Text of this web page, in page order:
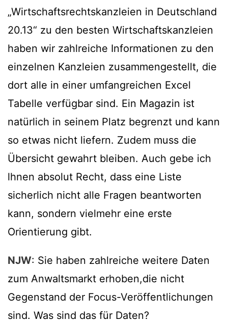
„Wirtschaftsrechtskanzleien in Deutschland
20.13“ zu den besten Wirtschaftskanzleien
haben wir zahlreiche Informationen zu den
einzelnen Kanzleien zusammengestellt, die
dort alle in einer umfangreichen Excel
Tabelle verfügbar sind. Ein Magazin ist
natürlich in seinem Platz begrenzt und kann
so etwas nicht liefern. Zudem muss die
Übersicht gewahrt bleiben. Auch gebe ich
lhnen absolut Recht, dass eine Liste
sicherlich nicht alle Fragen beantworten
kann, sondern vielmehr eine erste
Orientierung gibt.
NJW: Sie haben zahlreiche weitere Daten
zum Anwaltsmarkt erhoben,die nicht
Gegenstand der Focus-Veröffentlichungen
sind. Was sind das für Daten?